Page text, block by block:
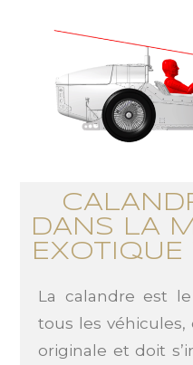
DANS LA
EXOTIQUE
La calandre est
tous les véhicules,
originale et doit